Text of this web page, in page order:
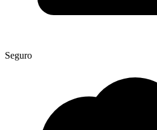
Seguro